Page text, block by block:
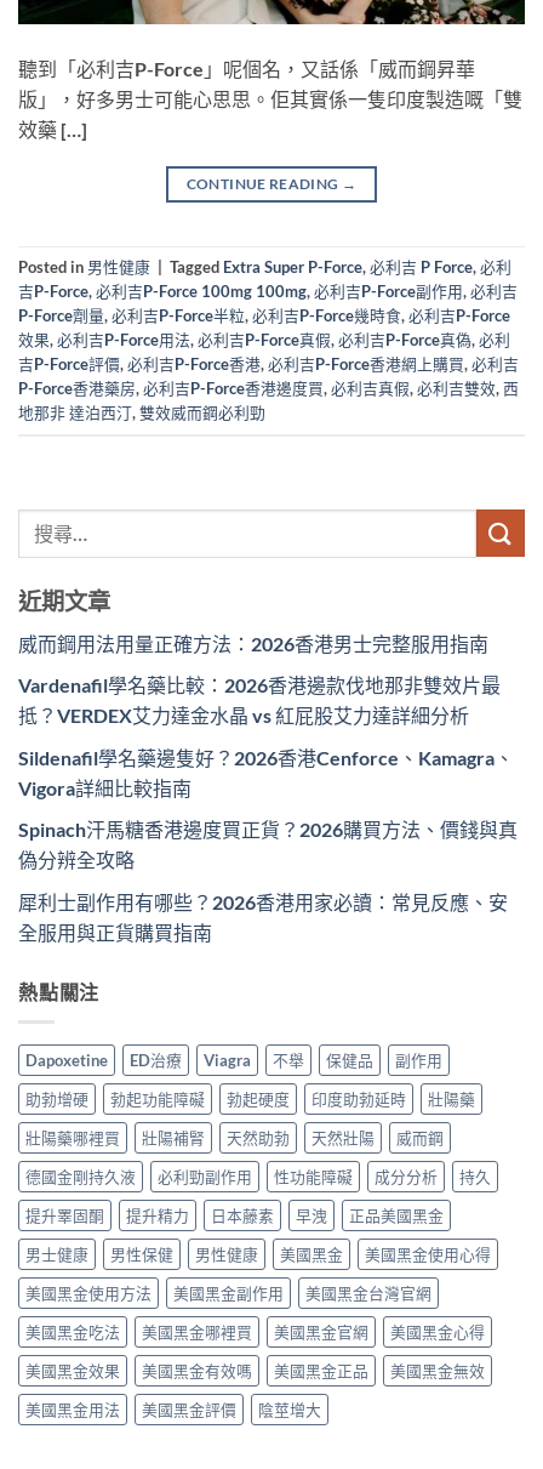
聽到「必利吉P-Force」呢個名，又話係「威而鋼昇華
版」，好多男士可能心思思。佢其實係一隻印度製造嘅「雙
效藥 […]
CONTINUE READING →
Posted in 男性健康 Tagged Extra Super P-Force,必利吉 P Force,必利
吉P-Force,必利吉P-Force 100mg 100mg,必利吉P-Force副作用,必利吉
P-Force劑量,必利吉P-Force半粒,必利吉P-Force幾時食,必利吉P-Force
效果,必利吉P-Force用法,必利吉P-Force真假,必利吉P-Force真偽,必利
吉P-Force評價,必利吉P-Force香港,必利吉P-Force香港網上購買,必利吉
P-Force香港藥房,必利吉P-Force香港邊度買,必利吉真假,必利吉雙效,西
地那非 達泊西汀,雙效威而鋼必利勁
近期文章
威而鋼用法用量正確方法：2026香港男士完整服用指南
Vardenafil學名藥比較：2026香港邊款伐地那非雙效片最
抵？VERDEX艾力達金水晶 vs 紅屁股艾力達詳細分析
Sildenafil學名藥邊隻好？2026香港Cenforce、Kamagra、
Vigora詳細比較指南
Spinach汗馬糖香港邊度買正貨？2026購買方法、價錢與真
偽分辨全攻略
犀利士副作用有哪些？2026香港用家必讀：常見反應、安
全服用與正貨購買指南
熱點關注
Dapoxetine ED治療 Viagra 不舉 保健品
副作用
助勃增硬
勃起功能障礙 勃起硬度 印度助勃延時
壯陽藥
壯陽藥哪裡買
壯陽補腎 天然助勃 天然壯陽
威而鋼
德國金剛持久液
必利勁副作用 性功能障礙 成分分析
持久
提升睪固酮
提升精力 日本藤素 早洩
正品美國黑金
男士健康
男性保健 男性健康 美國黑金
美國黑金使用心得
美國黑金使用方法
美國黑金副作用
美國黑金台灣官網
美國黑金吃法
美國黑金哪裡買 美國黑金官網
美國黑金心得
美國黑金效果
美國黑金有效嗎 美國黑金正品
美國黑金無效
美國黑金用法
美國黑金評價 陰莖增大